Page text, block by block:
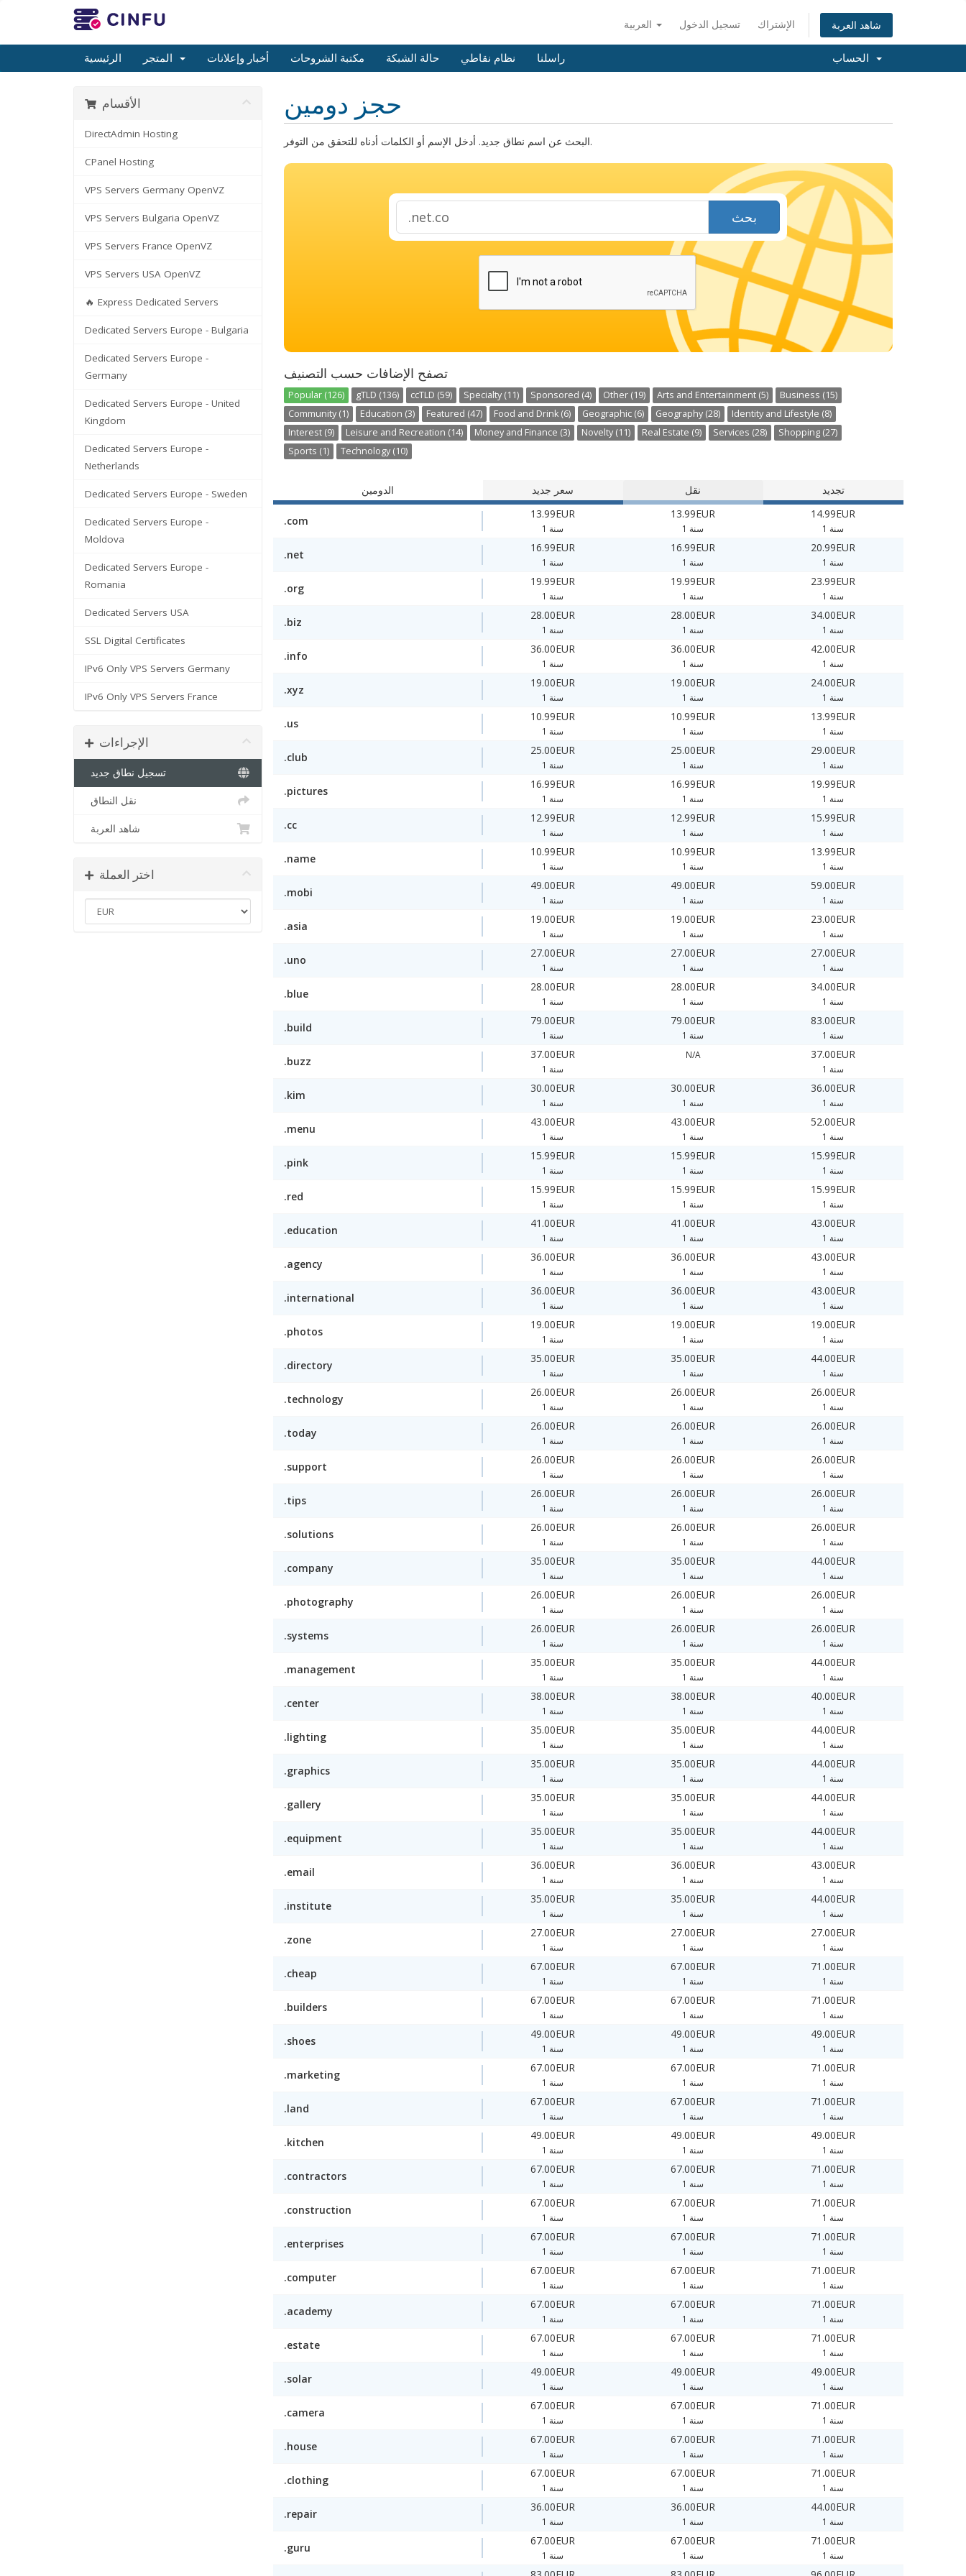
تسجيل الدخول الإشتراك شاهد العربة
الرئيسية أخبار وإعلانات مكتبة الشروحات حالة الشبكة نظام نقاطي راسلنا
حجز دومين الأقسام
DirectAdmin Hosting
CPanel Hosting
VPS Servers Germany OpenVZ
VPS Servers Bulgaria OpenVZ
VPS Servers France OpenVZ
VPS Servers USA OpenVZ
🔥 Express Dedicated Servers
Dedicated Servers Europe - Bulgaria
Dedicated Servers Europe -
Germany
Dedicated Servers Europe - United
Kingdom
Dedicated Servers Europe -
Netherlands
Dedicated Servers Europe - Sweden
Dedicated Servers Europe -
Moldova
Dedicated Servers Europe -
Romania
Dedicated Servers USA
SSL Digital Certificates
IPv6 Only VPS Servers Germany
IPv6 Only VPS Servers France
الإجراءات
تسجيل نطاق جديد
نقل النطاق
شاهد العربة
اختر العملة
البحث عن اسم نطاق جديد. أدخل الإسم أو الكلمات أدناه للتحقق من التوفر.
بحث
تصفح الإضافات حسب التصنيف
Popular (126) gTLD (136) ccTLD (59) Specialty (11) Sponsored (4) Other (19) Arts and Entertainment (5)
Business (15)
Community (1)
Education (3) Featured (47) Food and Drink (6) Geographic (6) Geography (28)
Identity and Lifestyle (8)
Interest (9)
Leisure and Recreation (14) Money and Finance (3) Novelty (11) Real Estate (9) Services (28)
Shopping (27)
Sports (1)
Technology (10)
الدومين سعر جديد نقل تجديد
.com
13.99EUR
1 سنة
13.99EUR
1 سنة
14.99EUR
1 سنة
.net
16.99EUR
1 سنة
16.99EUR
1 سنة
20.99EUR
1 سنة
.org
19.99EUR
1 سنة
19.99EUR
1 سنة
23.99EUR
1 سنة
.biz
28.00EUR
1 سنة
28.00EUR
1 سنة
34.00EUR
1 سنة
.info
36.00EUR
1 سنة
36.00EUR
1 سنة
42.00EUR
1 سنة
.xyz
19.00EUR
1 سنة
19.00EUR
1 سنة
24.00EUR
1 سنة
.us
10.99EUR
1 سنة
10.99EUR
1 سنة
13.99EUR
1 سنة
.club
25.00EUR
1 سنة
25.00EUR
1 سنة
29.00EUR
1 سنة
.pictures
16.99EUR
1 سنة
16.99EUR
1 سنة
19.99EUR
1 سنة
.cc
12.99EUR
1 سنة
12.99EUR
1 سنة
15.99EUR
1 سنة
.name
10.99EUR
1 سنة
10.99EUR
1 سنة
13.99EUR
1 سنة
.mobi
49.00EUR
1 سنة
49.00EUR
1 سنة
59.00EUR
1 سنة
.asia
19.00EUR
1 سنة
19.00EUR
1 سنة
23.00EUR
1 سنة
.uno
27.00EUR
1 سنة
27.00EUR
1 سنة
27.00EUR
1 سنة
.blue
28.00EUR
1 سنة
28.00EUR
1 سنة
34.00EUR
1 سنة
.build
79.00EUR
1 سنة
79.00EUR
1 سنة
83.00EUR
1 سنة
.buzz
37.00EUR
1 سنة
N/A 37.00EUR
1 سنة
.kim
30.00EUR
1 سنة
30.00EUR
1 سنة
36.00EUR
1 سنة
.menu
43.00EUR
1 سنة
43.00EUR
1 سنة
52.00EUR
1 سنة
.pink
15.99EUR
1 سنة
15.99EUR
1 سنة
15.99EUR
1 سنة
.red
15.99EUR
1 سنة
15.99EUR
1 سنة
15.99EUR
1 سنة
.education
41.00EUR
1 سنة
41.00EUR
1 سنة
43.00EUR
1 سنة
.agency
36.00EUR
1 سنة
36.00EUR
1 سنة
43.00EUR
1 سنة
.international
36.00EUR
1 سنة
36.00EUR
1 سنة
43.00EUR
1 سنة
.photos
19.00EUR
1 سنة
19.00EUR
1 سنة
19.00EUR
1 سنة
.directory
35.00EUR
1 سنة
35.00EUR
1 سنة
44.00EUR
1 سنة
.technology
26.00EUR
1 سنة
26.00EUR
1 سنة
26.00EUR
1 سنة
.today
26.00EUR
1 سنة
26.00EUR
1 سنة
26.00EUR
1 سنة
.support
26.00EUR
1 سنة
26.00EUR
1 سنة
26.00EUR
1 سنة
.tips
26.00EUR
1 سنة
26.00EUR
1 سنة
26.00EUR
1 سنة
.solutions
26.00EUR
1 سنة
26.00EUR
1 سنة
26.00EUR
1 سنة
.company
35.00EUR
1 سنة
35.00EUR
1 سنة
44.00EUR
1 سنة
.photography
26.00EUR
1 سنة
26.00EUR
1 سنة
26.00EUR
1 سنة
.systems
26.00EUR
1 سنة
26.00EUR
1 سنة
26.00EUR
1 سنة
.management
35.00EUR
1 سنة
35.00EUR
1 سنة
44.00EUR
1 سنة
.center
38.00EUR
1 سنة
38.00EUR
1 سنة
40.00EUR
1 سنة
.lighting
35.00EUR
1 سنة
35.00EUR
1 سنة
44.00EUR
1 سنة
.graphics
35.00EUR
1 سنة
35.00EUR
1 سنة
44.00EUR
1 سنة
.gallery
35.00EUR
1 سنة
35.00EUR
1 سنة
44.00EUR
1 سنة
.equipment
35.00EUR
1 سنة
35.00EUR
1 سنة
44.00EUR
1 سنة
.email
36.00EUR
1 سنة
36.00EUR
1 سنة
43.00EUR
1 سنة
.institute
35.00EUR
1 سنة
35.00EUR
1 سنة
44.00EUR
1 سنة
.zone
27.00EUR
1 سنة
27.00EUR
1 سنة
27.00EUR
1 سنة
.cheap
67.00EUR
1 سنة
67.00EUR
1 سنة
71.00EUR
1 سنة
.builders
67.00EUR
1 سنة
67.00EUR
1 سنة
71.00EUR
1 سنة
.shoes
49.00EUR
1 سنة
49.00EUR
1 سنة
49.00EUR
1 سنة
.marketing
67.00EUR
1 سنة
67.00EUR
1 سنة
71.00EUR
1 سنة
.land
67.00EUR
1 سنة
67.00EUR
1 سنة
71.00EUR
1 سنة
.kitchen
49.00EUR
1 سنة
49.00EUR
1 سنة
49.00EUR
1 سنة
.contractors
67.00EUR
1 سنة
67.00EUR
1 سنة
71.00EUR
1 سنة
.construction
67.00EUR
1 سنة
67.00EUR
1 سنة
71.00EUR
1 سنة
.enterprises
67.00EUR
1 سنة
67.00EUR
1 سنة
71.00EUR
1 سنة
.computer
67.00EUR
1 سنة
67.00EUR
1 سنة
71.00EUR
1 سنة
.academy
67.00EUR
1 سنة
67.00EUR
1 سنة
71.00EUR
1 سنة
.estate
67.00EUR
1 سنة
67.00EUR
1 سنة
71.00EUR
1 سنة
.solar
49.00EUR
1 سنة
49.00EUR
1 سنة
49.00EUR
1 سنة
.camera
67.00EUR
1 سنة
67.00EUR
1 سنة
71.00EUR
1 سنة
.house
67.00EUR
1 سنة
67.00EUR
1 سنة
71.00EUR
1 سنة
.clothing
67.00EUR
1 سنة
67.00EUR
1 سنة
71.00EUR
1 سنة
.repair
36.00EUR
1 سنة
36.00EUR
1 سنة
44.00EUR
1 سنة
.guru
67.00EUR
1 سنة
67.00EUR
1 سنة
71.00EUR
1 سنة